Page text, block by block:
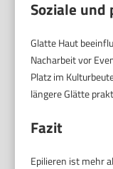
Soziale und
Glatte Haut
Nacharbeit vor
Platz im
längere Glätte
Fazit
Epilieren ist mehr